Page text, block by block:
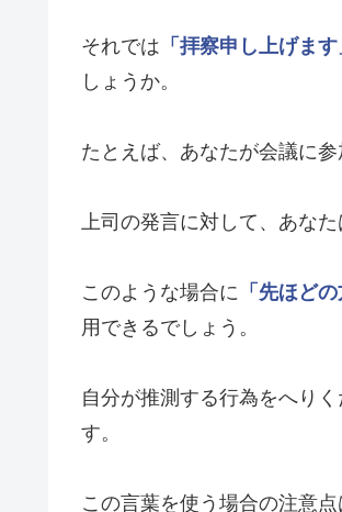
それでは 「拝察申し上げます
しょうか。
たとえば、あなたが会議に参
上司の発言に対して、あな
このような場合に 「先ほど
用できるでしょう。
自分が推測する行為をへり
す。
この言葉を使う場合の注意